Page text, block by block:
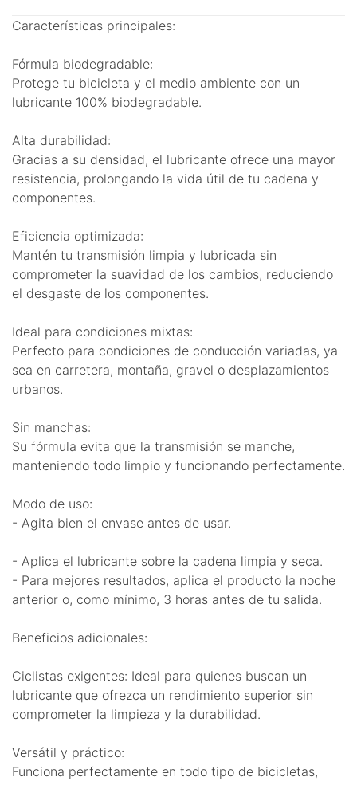
Características principales:
Fórmula biodegradable:
Protege tu bicicleta y el medio ambiente con un
lubricante 100% biodegradable.
Alta durabilidad:
Gracias a su densidad, el lubricante ofrece una mayor
resistencia, prolongando la vida útil de tu cadena y
componentes.
Eficiencia optimizada:
Mantén tu transmisión limpia y lubricada sin
comprometer la suavidad de los cambios, reduciendo
el desgaste de los componentes.
Ideal para condiciones mixtas:
Perfecto para condiciones de conducción variadas, ya
sea en carretera, montaña, gravel o desplazamientos
urbanos.
Sin manchas:
Su fórmula evita que la transmisión se manche,
manteniendo todo limpio y funcionando perfectamente.
Modo de uso:
- Agita bien el envase antes de usar.
- Aplica el lubricante sobre la cadena limpia y seca.
- Para mejores resultados, aplica el producto la noche
anterior o, como mínimo, 3 horas antes de tu salida.
Beneficios adicionales:
Ciclistas exigentes: Ideal para quienes buscan un
lubricante que ofrezca un rendimiento superior sin
comprometer la limpieza y la durabilidad.
Versátil y práctico:
Funciona perfectamente en todo tipo de bicicletas,